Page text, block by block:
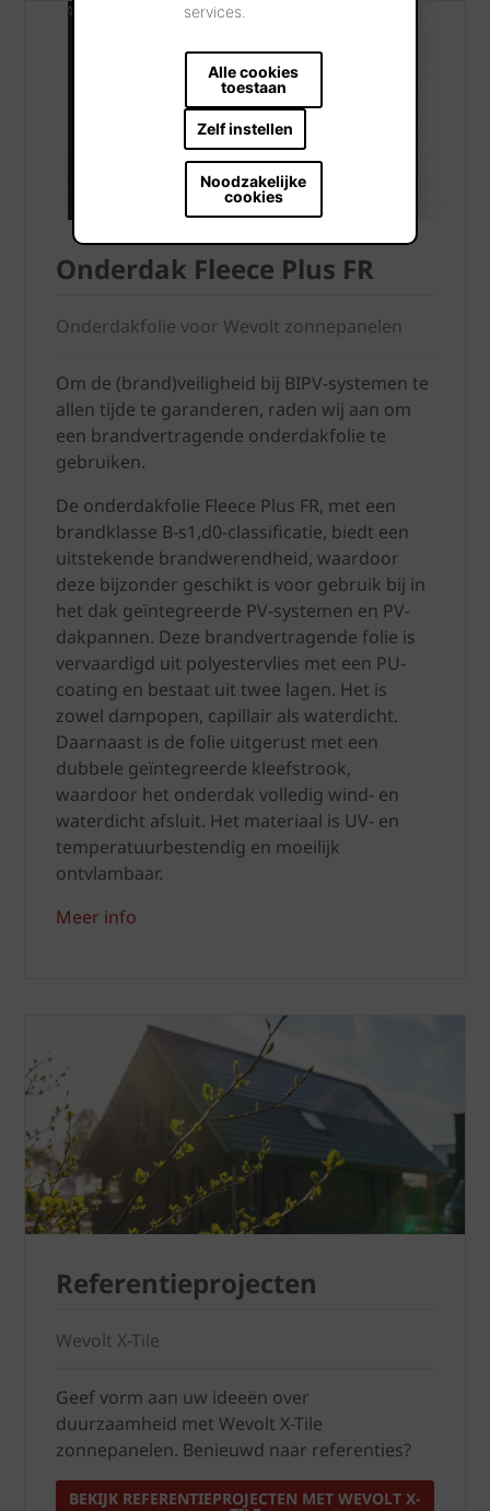
services.
Alle cookies
toestaan
Zelf instellen
Noodzakelijke
cookies
Onderdak Fleece Plus FR
Onderdakfolie voor Wevolt zonnepanelen
Om de (brand)veiligheid bij BIPV-systemen te
allen tijde te garanderen, raden wij aan om
een brandvertragende onderdakfolie te
gebruiken.
De onderdakfolie Fleece Plus FR, met een
brandklasse B-s1,d0-classificatie, biedt een
uitstekende brandwerendheid, waardoor
deze bijzonder geschikt is voor gebruik bij in
het dak geïntegreerde PV-systemen en PV-
dakpannen. Deze brandvertragende folie is
vervaardigd uit polyestervlies met een PU-
coating en bestaat uit twee lagen. Het is
zowel dampopen, capillair als waterdicht.
Daarnaast is de folie uitgerust met een
dubbele geïntegreerde kleefstrook,
waardoor het onderdak volledig wind- en
waterdicht afsluit. Het materiaal is UV- en
temperatuurbestendig en moeilijk
ontvlambaar.
Meer info
Referentieprojecten
Wevolt X-Tile
Geef vorm aan uw ideeën over
duurzaamheid met Wevolt X-Tile
zonnepanelen. Benieuwd naar referenties?
BEKIJK REFERENTIEPROJECTEN MET WEVOLT X-